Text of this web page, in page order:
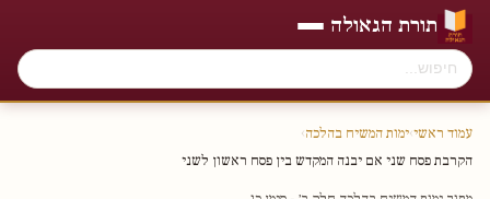
תורת הגאולה
עמוד ראשי›ימות המשיח בהלכה›
הקרבת פסח שני אם יבנה המקדש בין פסח ראשון לשני